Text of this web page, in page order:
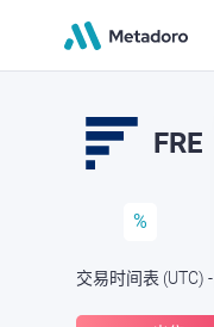
FRE
%
交易时间表 (UTC) -